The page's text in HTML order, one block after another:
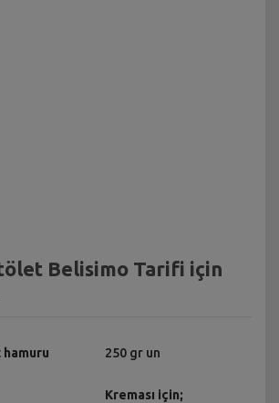
Belisimo Tarifi için
250 gr un
Kreması için;